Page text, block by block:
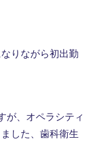
りながら初出勤
が、オペラシティ
した、歯科衛生